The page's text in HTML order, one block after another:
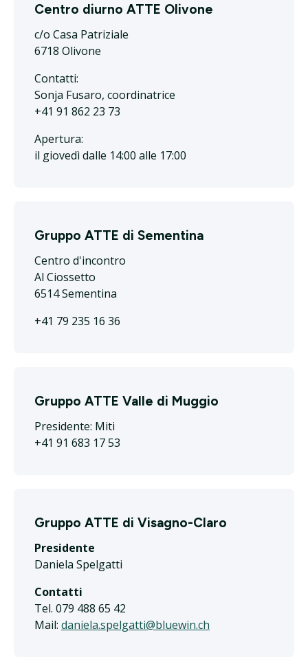
Centro diurno ATTE Olivone
c/o Casa Patriziale
6718 Olivone
Contatti:
Sonja Fusaro, coordinatrice
+41 91 862 23 73
Apertura:
il giovedì dalle 14:00 alle 17:00
Gruppo ATTE di Sementina
Centro d'incontro
Al Ciossetto
6514 Sementina
+41 79 235 16 36
Gruppo ATTE Valle di Muggio
Presidente: Miti
+41 91 683 17 53
Gruppo ATTE di Visagno-Claro
Presidente
Daniela Spelgatti
Contatti
Tel. 079 488 65 42
Mail: daniela.spelgatti@bluewin.ch